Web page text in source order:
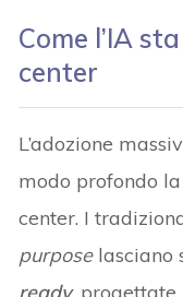
Come l’IA
center
L’adozione
modo profondo
center. I
purposelasciano